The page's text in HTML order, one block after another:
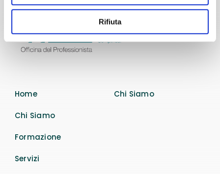
Rifiuta
Home
Chi Siamo
Formazione
Servizi
Chi Siamo